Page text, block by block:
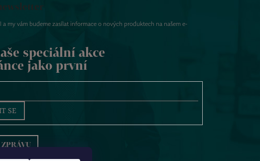
a my vám budeme zasílat informace o nových produktech na našem e-
speciální akce
jako první
SE